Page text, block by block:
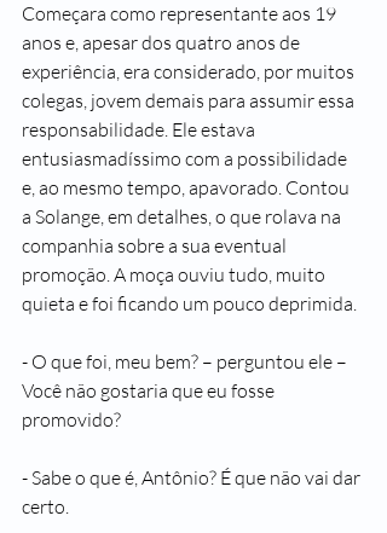
Começara como representante aos 19
anos e, apesar dos quatro anos de
experiência, era considerado, por muitos
colegas, jovem demais para assumir essa
responsabilidade. Ele estava
entusiasmadíssimo com a possibilidade
e, ao mesmo tempo, apavorado. Contou
a Solange, em detalhes, o que rolava na
companhia sobre a sua eventual
promoção. A moça ouviu tudo, muito
quieta e foi ficando um pouco deprimida.
- O que foi, meu bem? – perguntou ele –
Você não gostaria que eu fosse
promovido?
- Sabe o que é, Antônio? É que não vai dar
certo.